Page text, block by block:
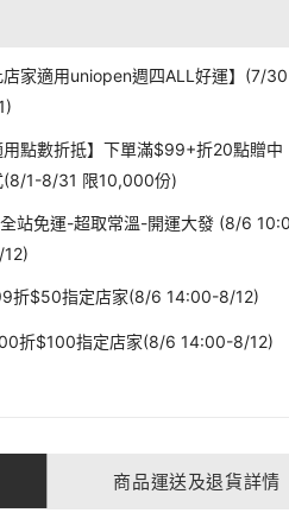
店家適用uniopen週四ALL好運】(7/
用點數折抵】下單滿$99+折20點贈中
(8/1-8/31 限10,000份)
站免運-超取常溫-開運大發 (8/6
折$50指定店家(8/6 14:00-8/12)
折$100指定店家(8/6 14:00-8/12)
商品運送及退貨詳情